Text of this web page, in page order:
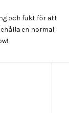
och fukt för att
en normal